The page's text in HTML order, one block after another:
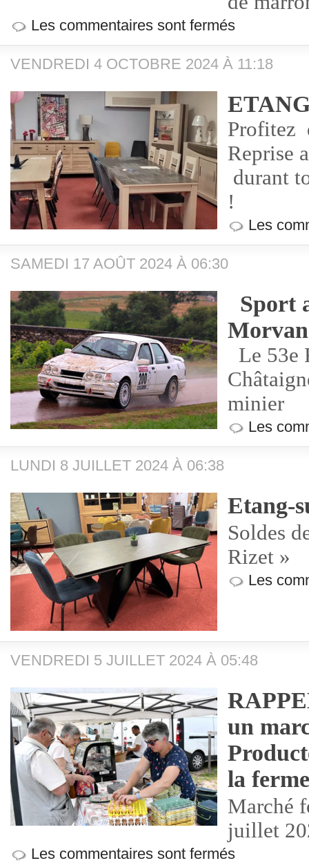
Les commentaires sont fermés
VENDREDI 4 OCTOBRE 2024 À 11:18
Profitez
Reprise
durant
!
Les
SAMEDI 17 AOÛT 2024 À 06:30
Sport
Morvan
Le 53e
minier
Les
LUNDI 8 JUILLET 2024 À 06:38
Etang-
Soldes
Rizet »
Les
VENDREDI 5 JUILLET 2024 À 05:48
un
la
Marché
juillet
Les commentaires sont fermés